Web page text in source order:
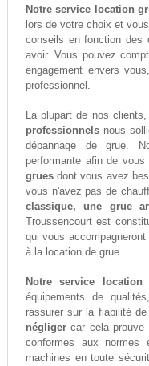
Notre service location
lors de votre choix et
conseils en fonction des
avoir. Vous pouvez
engagement envers
professionnel.
La plupart de nos clients,
professionnelsnous
dépannage de grue.
performante afin de
gruesdont vous avez
vous n'avez pas de
classique, une grue
Troussencourt est
qui vous
à la location de grue.
Notre service location
équipements de
rassurer sur la fiabilité
négligercar cela prouve
conformes aux
machines en toute